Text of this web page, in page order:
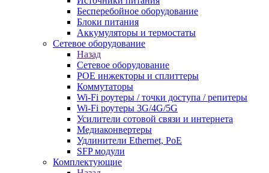
Бесперебойное оборудование
Блоки питания
Аккумуляторы и термостаты
Сетевое оборудование
Назад
Сетевое оборудование
POE инжекторы и сплиттеры
Коммутаторы
Wi-Fi роутеры / точки доступа / репитеры
Wi-Fi роутеры 3G/4G/5G
Усилители сотовой связи и интернета
Медиаконвертеры
Удлинители Ethernet, PoE
SFP модули
Комплектующие